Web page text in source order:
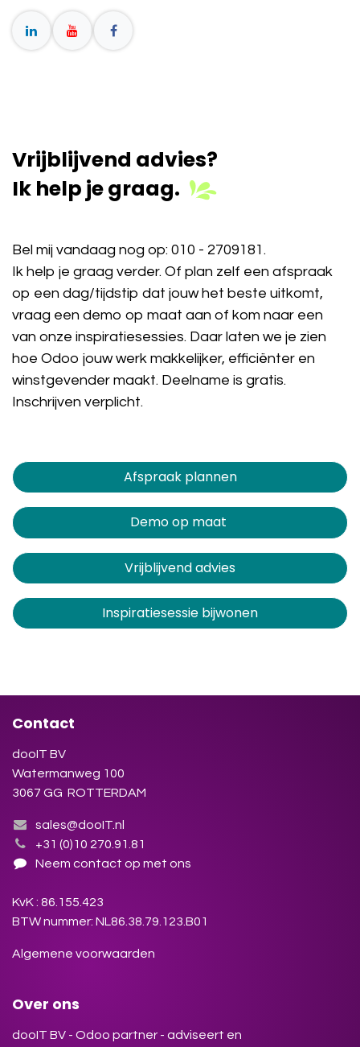
Vrijblijvend advies?
Ik help je graag.
Bel mij vandaag nog op: 010 - 2709181 .
Ik help je graag verder. Of plan zelf een afspraak
op een dag/tijdstip dat jouw het beste uitkomt,
vraag een demo op maat aan of kom naar een
van onze inspiratiesessies. Daar laten we je zien
hoe Odoo jouw werk makkelijker, efficiënter en
winstgevender maakt. Deelname is gratis.
Inschrijven verplicht.
Afspraak plannen​​​​
Demo op maat
Vrijblijvend advies
Inspiratiesessie bijwonen
Contact
dooIT BV
Watermanweg 100
3067 GG ROTTERDAM
sales@dooIT.nl
+31 (0)10 270.91.81
Neem contact op met ons
KvK : 86.155.423
BTW nummer: NL86.38.79.123.B01
Algemene voorwaarden
Over ons
dooIT BV - Odoo partner - adviseert en